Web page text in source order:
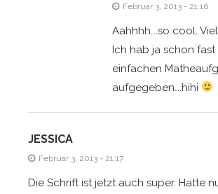
Februar 3, 2013 - 21:16
Aahhhh….so cool.
Ich hab ja schon
einfachen
aufgegeben….hihi
JESSICA
Februar 3, 2013 - 21:17
Die Schrift ist jetzt auch super. Hatte